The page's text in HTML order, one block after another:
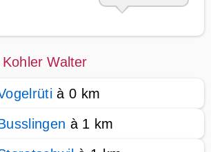
Walter
à 0 km
à 1 km